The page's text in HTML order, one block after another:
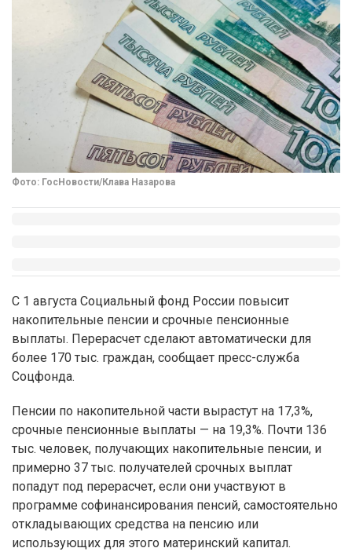
Фото: ГосНовости/Клава Назарова
С 1 августа Социальный фонд России повысит
накопительные пенсии и срочные пенсионные
выплаты. Перерасчет сделают автоматически для
более 170 тыс. граждан, сообщает пресс-служба
Соцфонда.
Пенсии по накопительной части вырастут на 17,3%,
срочные пенсионные выплаты — на 19,3%. Почти 136
тыс. человек, получающих накопительные пенсии, и
примерно 37 тыс. получателей срочных выплат
попадут под перерасчет, если они участвуют в
программе софинансирования пенсий, самостоятельно
откладывающих средства на пенсию или
использующих для этого материнский капитал.